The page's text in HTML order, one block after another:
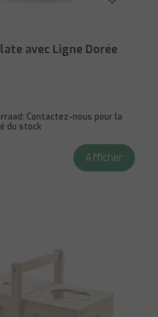
avec Ligne Dorée
Contactez-nous pour la
du stock
Afficher